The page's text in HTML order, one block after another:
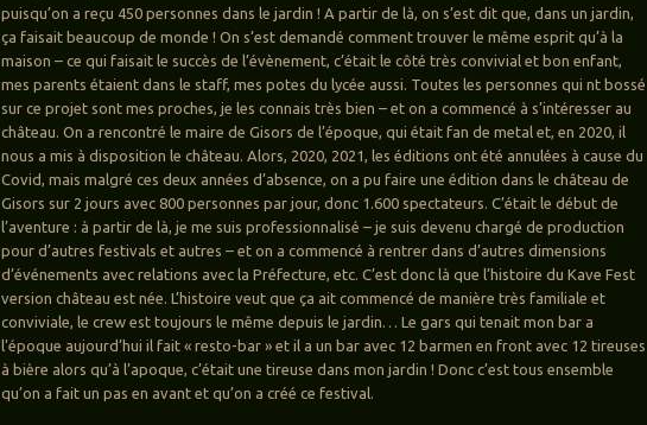
puisqu’on a reçu 450 personnes dans le jardin ! A partir de là, on s’est dit que, dans un jardin,
ça faisait beaucoup de monde ! On s’est demandé comment trouver le même esprit qu’à la
maison – ce qui faisait le succès de l’évènement, c’était le côté très convivial et bon enfant,
mes parents étaient dans le staff, mes potes du lycée aussi. Toutes les personnes qui nt bossé
sur ce projet sont mes proches, je les connais très bien – et on a commencé à s’intéresser au
château. On a rencontré le maire de Gisors de l’époque, qui était fan de metal et, en 2020, il
nous a mis à disposition le château. Alors, 2020, 2021, les éditions ont été annulées à cause du
Covid, mais malgré ces deux années d’absence, on a pu faire une édition dans le château de
Gisors sur 2 jours avec 800 personnes par jour, donc 1.600 spectateurs. C’était le début de
l’aventure : à partir de là, je me suis professionnalisé – je suis devenu chargé de production
pour d’autres festivals et autres – et on a commencé à rentrer dans d’autres dimensions
d’événements avec relations avec la Préfecture, etc. C’est donc là que l’histoire du Kave Fest
version château est née. L’histoire veut que ça ait commencé de manière très familiale et
conviviale, le crew est toujours le même depuis le jardin… Le gars qui tenait mon bar a
l’époque aujourd’hui il fait « resto-bar » et il a un bar avec 12 barmen en front avec 12 tireuses
à bière alors qu’à l’apoque, c’était une tireuse dans mon jardin ! Donc c’est tous ensemble
qu’on a fait un pas en avant et qu’on a créé ce festival.